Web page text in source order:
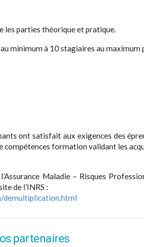
les parties théorique et pratique.
minimum à 10 stagiaires au
ont satisfait aux exigences des
formation validant les
Maladie – Risques
de l’INRS :
partenaires